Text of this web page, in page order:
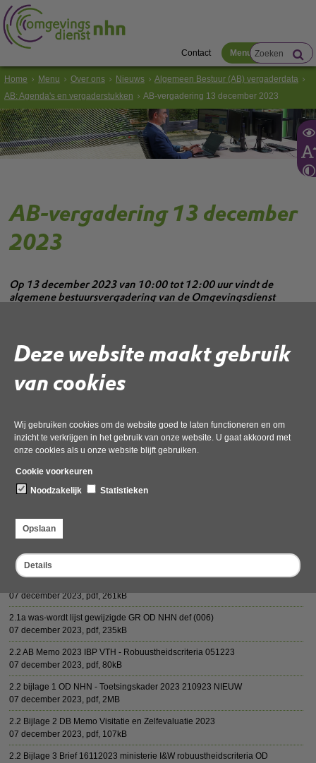
Deze website maakt gebruik
van cookies
Wij gebruiken cookies om de website goed te laten functioneren en om
inzicht te verkrijgen in het gebruik van onze website. U gaat akkoord met
onze cookies als u onze website blijft gebruiken.
Cookie voorkeuren
Noodzakelijk
Statistieken
Opslaan
Details
Contact Menu
Home Menu Over ons Nieuws
Algemeen Bestuur (AB) vergaderdata
AB: Agenda's en vergaderstukken
AB-vergadering 13 december 2023
AB-vergadering 13 december
2023
Op 13 december 2023 van 10:00 tot 12:00 uur vindt de
algemene bestuursvergadering van de Omgevingsdienst
Vergaderstukken AB 13 december 2023
07 december 2023,
07 december 2023,
07 december 2023,pdf, 261kB
2.1a was-wordt lijst gewijzigde GR OD NHN def (006)
07 december 2023, pdf, 235kB
2.2 AB Memo 2023 IBP VTH - Robuustheidscriteria 051223
07 december 2023, pdf, 80kB
2.2 bijlage 1 OD NHN - Toetsingskader 2023 210923 NIEUW
07 december 2023, pdf, 2MB
2.2 Bijlage 2 DB Memo Visitatie en Zelfevaluatie 2023
07 december 2023, pdf, 107kB
2.2 Bijlage 3 Brief 16112023 ministerie I&W robuustheidscriteria OD